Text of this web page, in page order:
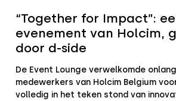
“Together for Impact”:
evenement van Holcim,
door d-side
De Event Lounge verwelkomde
medewerkers van Holcim Belgium
volledig in het teken stond van